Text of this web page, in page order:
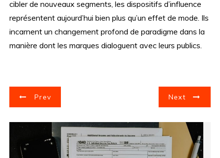
cibler de nouveaux segments, les dispositifs d’influence
représentent aujourd’hui bien plus qu’un effet de mode. Ils
incarnent un changement profond de paradigme dans la
manière dont les marques dialoguent avec leurs publics.
N
a
Prev Next